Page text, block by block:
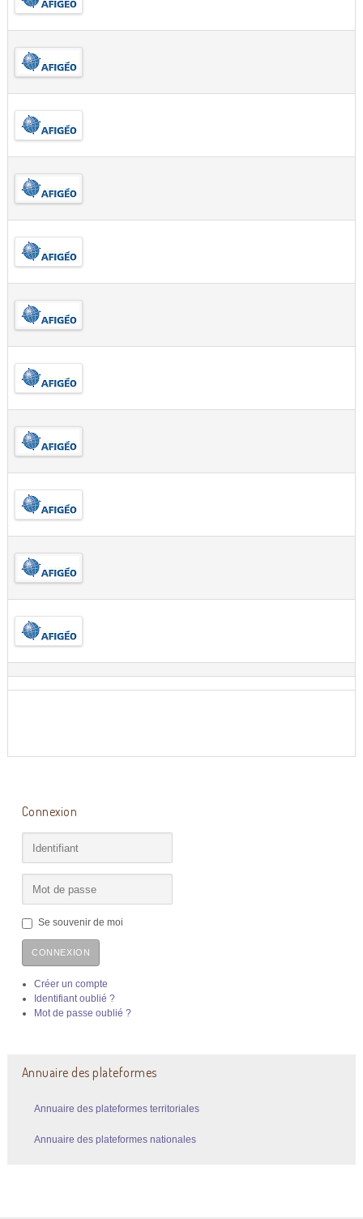
Connexion
Se souvenir de moi
CONNEXION
Créer un compte
Identifiant oublié ?
Mot de passe oublié ?
Annuaire des plateformes
Annuaire des plateformes territoriales
Annuaire des plateformes nationales